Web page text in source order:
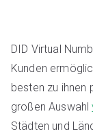
DID Virtual
Kunden
besten zu ihnen
großen Auswahl
Städten und